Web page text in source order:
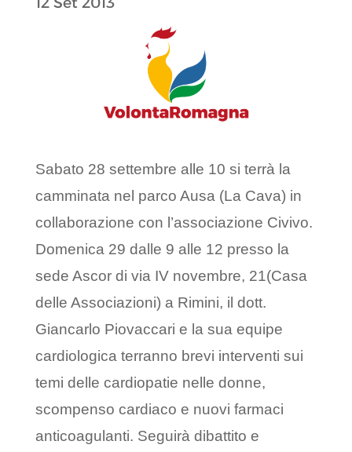
Sabato 28 settembre alle 10 si terrà la
camminata nel parco Ausa (La Cava) in
collaborazione con l’associazione Civivo.
Domenica 29 dalle 9 alle 12 presso la
sede Ascor di via IV novembre, 21(Casa
delle Associazioni) a Rimini, il dott.
Giancarlo Piovaccari e la sua equipe
cardiologica terranno brevi interventi sui
temi delle cardiopatie nelle donne,
scompenso cardiaco e nuovi farmaci
anticoagulanti. Seguirà dibattito e